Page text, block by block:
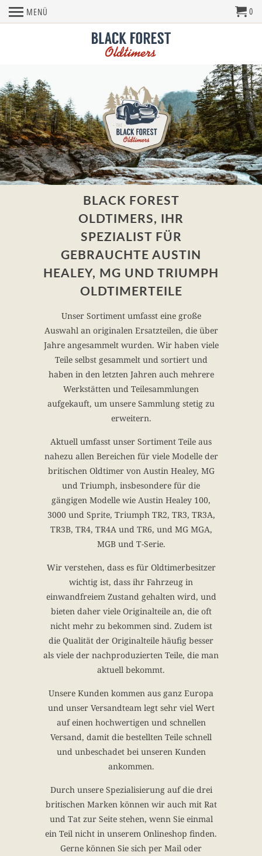
MENÜ 0
BLACK FOREST
OLDTIMERS, IHR
SPEZIALIST FÜR
GEBRAUCHTE AUSTIN
HEALEY, MG UND TRIUMPH
OLDTIMERTEILE
Unser Sortiment umfasst eine große
Auswahl an originalen Ersatzteilen, die über
Jahre angesammelt wurden. Wir haben viele
Teile selbst gesammelt und sortiert und
haben in den letzten Jahren auch mehrere
Werkstätten und Teilesammlungen
aufgekauft, um unsere Sammlung stetig zu
erweitern.
Aktuell umfasst unser Sortiment Teile aus
nahezu allen Bereichen für viele Modelle der
britischen Oldtimer von Austin Healey, MG
und Triumph, insbesondere für die
gängigen Modelle wie Austin Healey 100,
3000 und Sprite, Triumph TR2, TR3, TR3A,
TR3B, TR4, TR4A und TR6, und MG MGA,
MGB und T-Serie.
Wir verstehen, dass es für Oldtimerbesitzer
wichtig ist, dass ihr Fahrzeug in
einwandfreiem Zustand gehalten wird, und
bieten daher viele Originalteile an, die oft
nicht mehr zu bekommen sind. Zudem ist
die Qualität der Originalteile häufig besser
als viele der nachproduzierten Teile, die man
aktuell bekommt.
Unsere Kunden kommen aus ganz Europa
und unser Versandteam legt sehr viel Wert
auf einen hochwertigen und schnellen
Versand, damit die bestellten Teile schnell
und unbeschadet bei unseren Kunden
ankommen.
Durch unsere Spezialisierung auf die drei
britischen Marken können wir auch mit Rat
und Tat zur Seite stehen, wenn Sie einmal
ein Teil nicht in unserem Onlineshop finden.
Gerne können Sie sich per Mail oder